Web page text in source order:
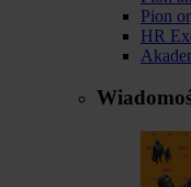
Pion
HR